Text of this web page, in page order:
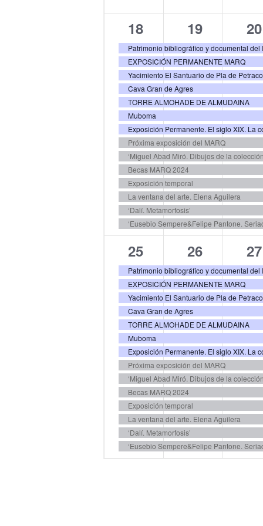
14
eventos,
18
EXPOSICIÓN PERMANENTE MARQ
Yacimiento El Santuario de Pla de
Cava Gran de Agres
TORRE ALMOHADE DE ALMUDAINA
Muboma
Exposición Permanente. El siglo XIX. La
Próxima exposición del MARQ
‘Miguel Abad Miró. Dibujos de la
Becas MARQ 2024
Exposición temporal
La ventana del arte. Elena Aguilera
‘Dalí. Metamorfosis’
14
eventos,
19
14
20
14
eventos,
25
EXPOSICIÓN PERMANENTE MARQ
Yacimiento El Santuario de Pla de
Cava Gran de Agres
TORRE ALMOHADE DE ALMUDAINA
Muboma
Exposición Permanente. El siglo XIX. La
Próxima exposición del MARQ
‘Miguel Abad Miró. Dibujos de la
Becas MARQ 2024
Exposición temporal
La ventana del arte. Elena Aguilera
‘Dalí. Metamorfosis’
14
eventos,
26
14
27